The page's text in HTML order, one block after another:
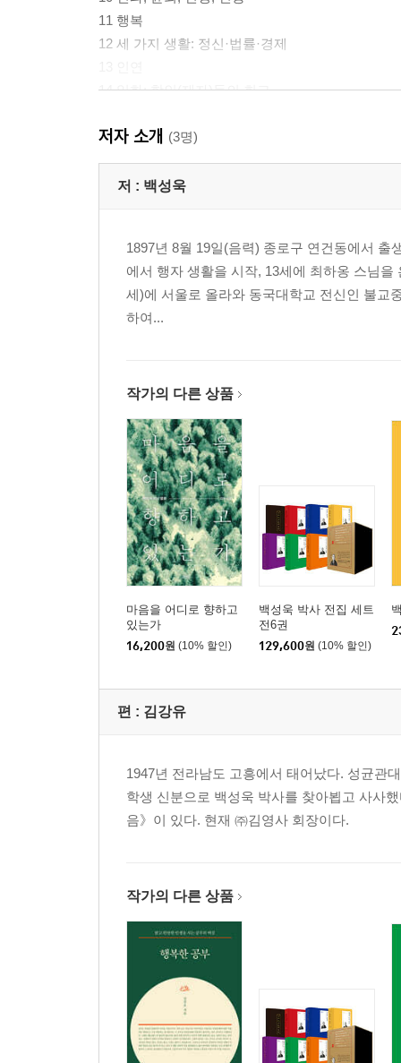
11 행복
12 세 가지 생활: 정신·법률·경제
14 일화: 학인(제자)들의 회고
16 금강산 사람들
17 민족, 국가
18 즐겨 인용하신 말씀과 짧은 말씀들
백성욱 박사 연보
찾아보기
저자 소개 (3명)
저 : 백성욱
1897년 8월 19일(음력) 종로구 연건동에서
에서 행자 생활을 시작, 13세에 최하옹 스님
세)에 서울로 올라와 동국대학교 전신인 불교
하여...
작가의 다른 상품
마음을 어디로 향하고
있는가
16,200원 (10% 할인)
백성욱 박사 전집 세트
전6권
129,600원 (10% 할인)
편 : 김강유
1947년 전라남도 고흥에서 태어났다. 성균관
학생 신분으로 백성욱 박사를 찾아뵙고 사사
음》이 있다. 현재 ㈜김영사 회장이다.
작가의 다른 상품